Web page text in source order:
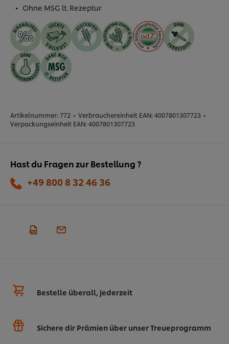
Ohne MSG lt. Rezeptur
Artikelnummer: 772 • Verbrauchereinheit EAN: 4007801307723 •
Verpackungseinheit EAN: 4007801307723
Hast du Fragen zur Bestellung ?
+49 800 8 32 46 36
Bestelle überall, jederzeit
Sichere dir Prämien über unser Treueprogramm